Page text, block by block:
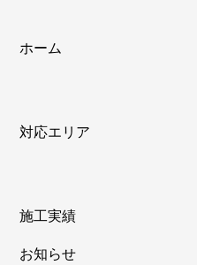
ホーム
対応エリア
施工実績
お知らせ